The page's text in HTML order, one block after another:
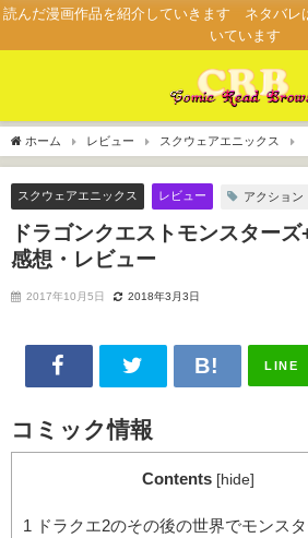
読んだ漫画作品を紹介していきます ネタバレ
いています
ホーム レビュー スクウェアエニックス
+4巻(エニックス)感想・レビュー
スクウェアエニックス レビュー アクション
ドラゴンクエストモンスター
感想・レビュー
2017年10月5日 2018年3月3日
LINE
コミック情報
Contents [hide]
1
ドラクエ2のその後の世界でモンス